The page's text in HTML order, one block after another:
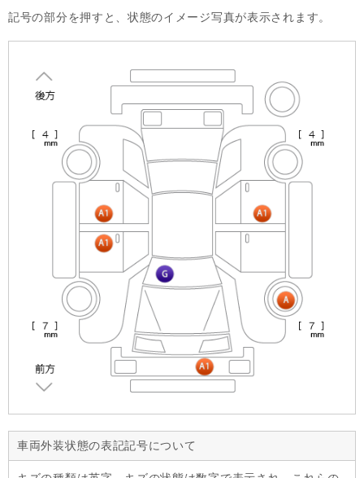
記号の部分を押すと、状態のイメージ写真が表示されます。
車両外装状態の表記記号について